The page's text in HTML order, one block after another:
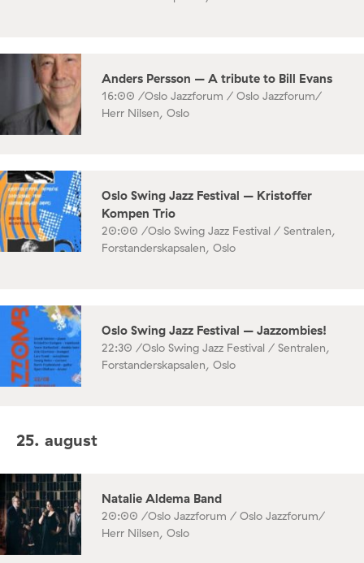
Anders Persson – A tribute to Bill Evans
16:00 /Oslo Jazzforum / Oslo Jazzforum/
Herr Nilsen, Oslo
Oslo Swing Jazz Festival – Kristoffer
Kompen Trio
20:00 /Oslo Swing Jazz Festival / Sentralen,
Forstanderskapsalen, Oslo
Oslo Swing Jazz Festival – Jazzombies!
22:30 /Oslo Swing Jazz Festival / Sentralen,
Forstanderskapsalen, Oslo
25. august
Natalie Aldema Band
20:00 /Oslo Jazzforum / Oslo Jazzforum/
Herr Nilsen, Oslo